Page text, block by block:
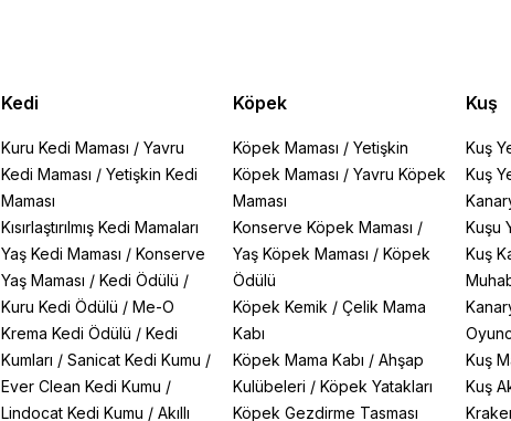
Kedi
Kuru Kedi Maması / Yavru
Kedi Maması / Yetişkin Kedi
Maması
Kısırlaştırılmış Kedi Mamaları
Yaş Kedi Maması / Konserve
Yaş Maması / Kedi Ödülü /
Kuru Kedi Ödülü / Me-O
Krema Kedi Ödülü / Kedi
Kumları / Sanicat Kedi Kumu /
Ever Clean Kedi Kumu /
Lindocat Kedi Kumu / Akıllı
Köpek
Köpek Maması /Yetişkin
Köpek Maması /Yavru Köpek
Maması
Konserve Köpek Maması /
Yaş Köpek Maması /Köpek
Ödülü
Köpek Kemik /Çelik Mama
Kabı
Köpek Mama Kabı /Ahşap
Kulübeleri /Köpek Yatakları
Köpek Gezdirme Tasması
Kuş
Kuş
Kuş
Kuşu
Kuş
Kuş
Kuş